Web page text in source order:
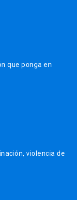
que ponga en
violencia de